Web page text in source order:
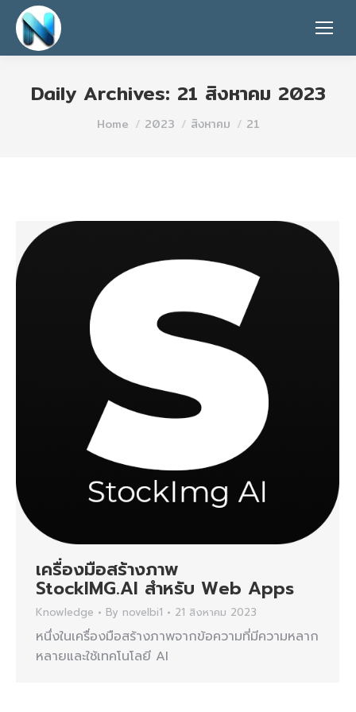
Daily Archives: 21 สิงหาคม 2023
You are here:
Home 2023 สิงหาคม 21
เครื่องมือสร้างภาพ
StockIMG.AI สำหรับ Web Apps
Knowledge By novelbi1 21 สิงหาคม 2023
หนึ่งในเครื่องมือสร้างภาพจากข้อความที่มีความหลาก
หลายและใช้เทคโนโลยี AI